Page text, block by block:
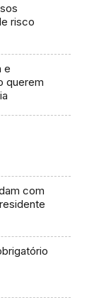
risco
e
querem
com